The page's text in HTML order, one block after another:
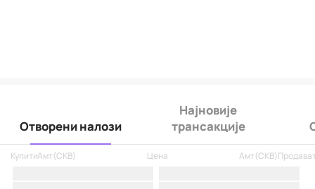
Отворени налози
Најновије
трансакције
КупитиАмт (CKB) Цена Амт (CKB)